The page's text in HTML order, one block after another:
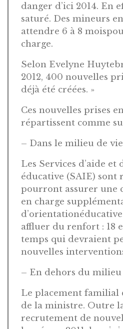
danger d’ici 2014. En
saturé. Des mineurs
attendre 6 à 8
charge.
Selon Evelyne
2012, 400 nouvelles
déjà été créées. »
Ces nouvelles prises
répartissent comme
– Dans le milieu de vie
Les Services d’aide et
éducative (SAIE) sont
pourront assurer une
en charge
affluer du renfort : 18
temps qui devraient
nouvelles
– En dehors du milieu
Le placement familial
de la ministre. Outre
recrutement de